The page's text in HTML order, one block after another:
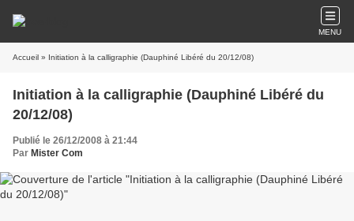
MENU
Accueil » Initiation à la calligraphie (Dauphiné Libéré du 20/12/08)
Initiation à la calligraphie (Dauphiné Libéré du
20/12/08)
Publié le 26/12/2008 à 21:44
Par Mister Com